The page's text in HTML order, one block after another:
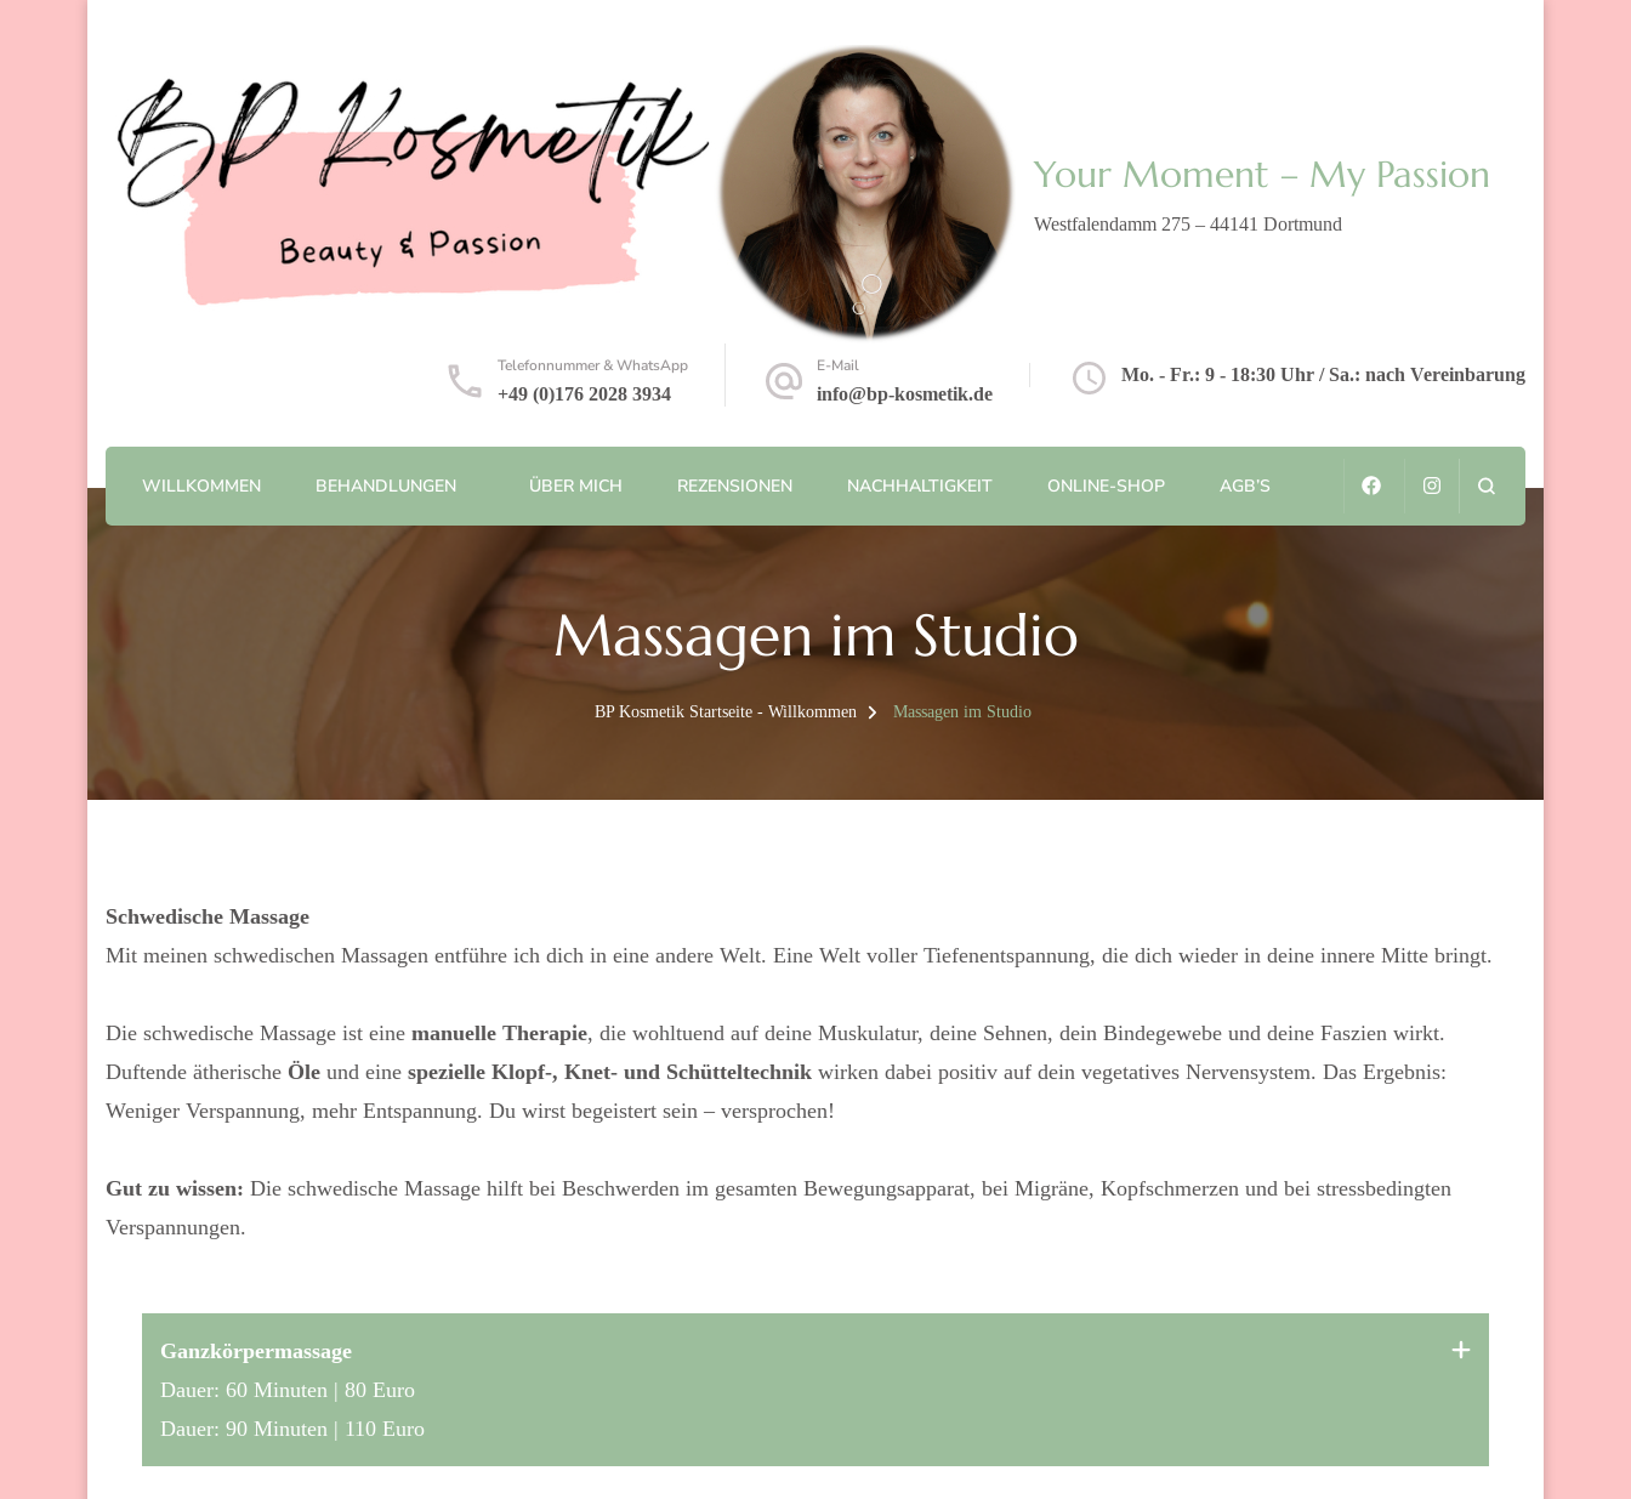
Your Moment – My Passion
Westfalendamm 275 – 44141 Dortmund
Telefonnummer & WhatsApp
+49 (0)176 2028 3934
E-Mail
info@bp-kosmetik.de
Mo. - Fr.: 9 - 18:30 Uhr / Sa.: nach Vereinbarung
WILLKOMMEN BEHANDLUNGEN ÜBER MICH REZENSIONEN NACHHALTIGKEIT ONLINE-SHOP AGB’S
Massagen im Studio
BP Kosmetik Startseite - Willkommen Massagen im Studio
Schwedische Massage
Mit meinen schwedischen Massagen entführe ich dich in eine andere Welt. Eine Welt voller Tiefenentspannung, die dich wieder in deine innere Mitte bringt.
Die schwedische Massage ist eine manuelle Therapie, die wohltuend auf deine Muskulatur, deine Sehnen, dein Bindegewebe und deine Faszien wirkt.
Duftende ätherische Öle und eine spezielle Klopf-, Knet- und Schütteltechnik wirken dabei positiv auf dein vegetatives Nervensystem. Das Ergebnis:
Weniger Verspannung, mehr Entspannung. Du wirst begeistert sein – versprochen!
Gut zu wissen: Die schwedische Massage hilft bei Beschwerden im gesamten Bewegungsapparat, bei Migräne, Kopfschmerzen und bei stressbedingten
Verspannungen.
Ganzkörpermassage
Dauer: 60 Minuten | 80 Euro
Dauer: 90 Minuten | 110 Euro